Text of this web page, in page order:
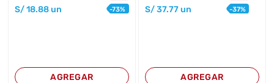
S/18.88 un -73%
AGREGAR
S/37.77un -37%
AGREGAR